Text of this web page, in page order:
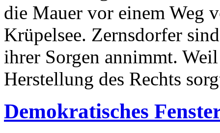
die Mauer vor einem Weg
Krüpelsee. Zernsdorfer
ihrer Sorgen annimmt.
Herstellung des Rechts
Demokratisches